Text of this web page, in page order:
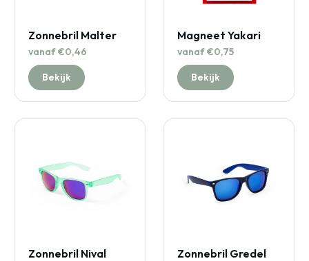
Zonnebril Malter
vanaf €0,46
Bekijk
Magneet Yakari
vanaf €0,75
Bekijk
Zonnebril Nival Zonnebril Gredel